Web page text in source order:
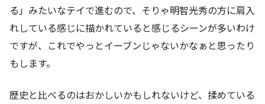
る」みたいなテイで進むので、そりゃ明智光秀の方に肩入
れしている感じに描かれていると感じるシーンが多いわけ
ですが、これでやっとイーブンじゃないかなぁと思ったり
もします。
歴史と比べるのはおかしいかもしれないけど、揉めている